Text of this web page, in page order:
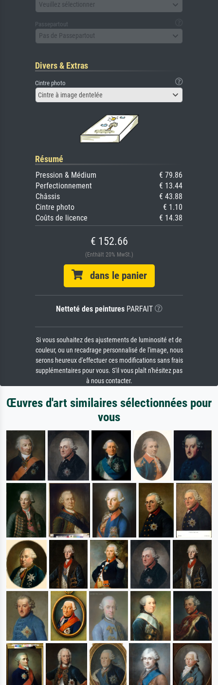
Veuillez sélectionner
Passepartout
Pas de Passepartout
Divers & Extras
Cintre photo
Cintre à image dentelée
Résumé
Pression & Médium
€ 79.86
Perfectionnement
€ 13.44
Châssis
€ 43.88
Cintre photo
€ 1.10
Coûts de licence
€ 14.38
€ 152.66
(Enthält 20% MwSt.)
dans le panier
Netteté des peinturesPARFAIT
Si vous souhaitez des ajustements de luminosité et de
couleur, ou un recadrage personnalisé de l'image, nous
serons heureux d'effectuer ces modifications sans frais
supplémentaires pour vous. S'il vous plaît n'hésitez pas
à nous contacter.
Œuvres d'art similaires sélectionnées pour
vous